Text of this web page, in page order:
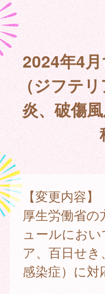
2024年4
（ジフテ
炎、破傷
【変更内容】
厚生労働省
ュールにお
ア、百日せ
感染症）に対